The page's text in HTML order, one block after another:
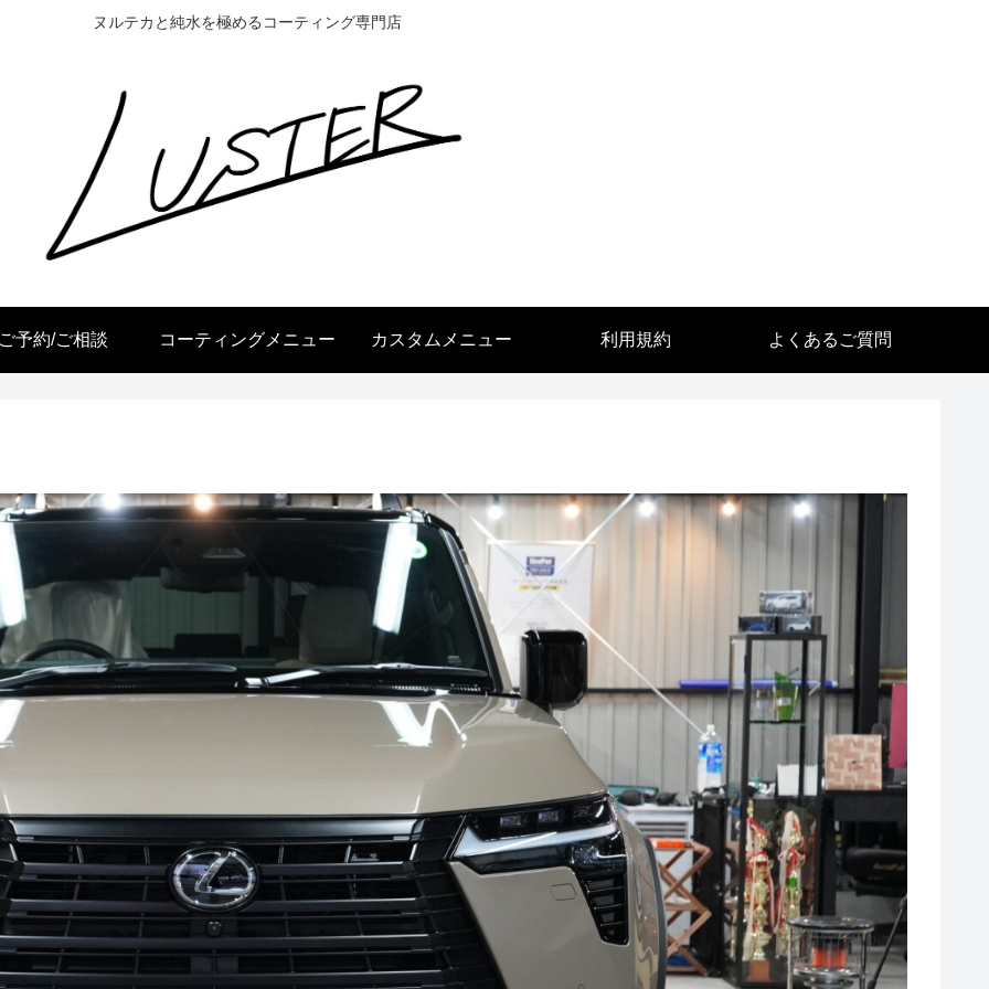
ヌルテカと純水を極めるコーティング専門店
予約/ご相談 コーティングメニュー カスタムメニュー 利用規約 よくあるご質問